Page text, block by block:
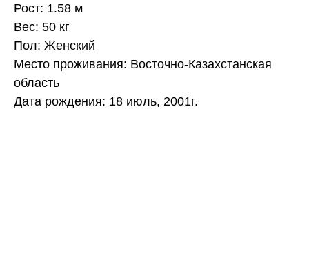
Рост: 1.58 м
Вес: 50 кг
Пол: Женский
Место проживания: Восточно-Казахстанская
область
Дата рождения: 18 июль, 2001г.